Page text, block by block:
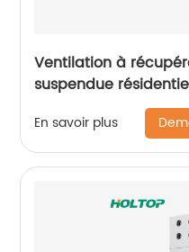
Ventilation à
suspendue
(250~350 m3/h)
En savoir plus